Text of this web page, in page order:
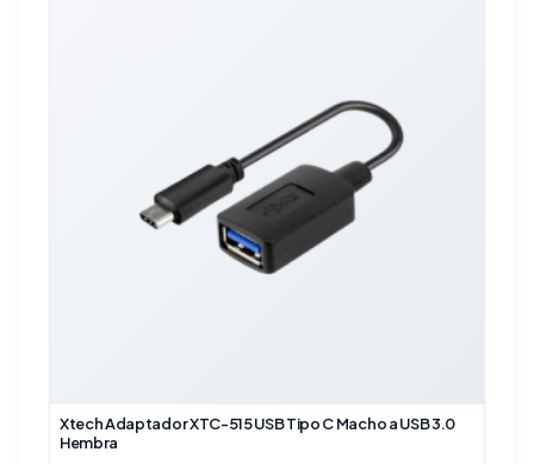
Xtech Adaptador XTC-515 USB Tipo C Macho a USB 3.0
Hembra